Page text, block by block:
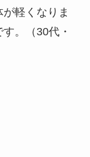
軽くなりま
。（30代・